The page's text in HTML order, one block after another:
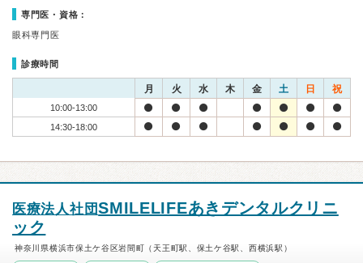
専門医・資格：
眼科専門医
診療時間
月 火 水 木 金 土 日 祝
10:00-13:00
14:30-18:00
医療法人社団SMILELIFEあきデンタルクリニ
ック
神奈川県横浜市保土ケ谷区岩間町（天王町駅、保土ケ谷駅、西横浜駅）